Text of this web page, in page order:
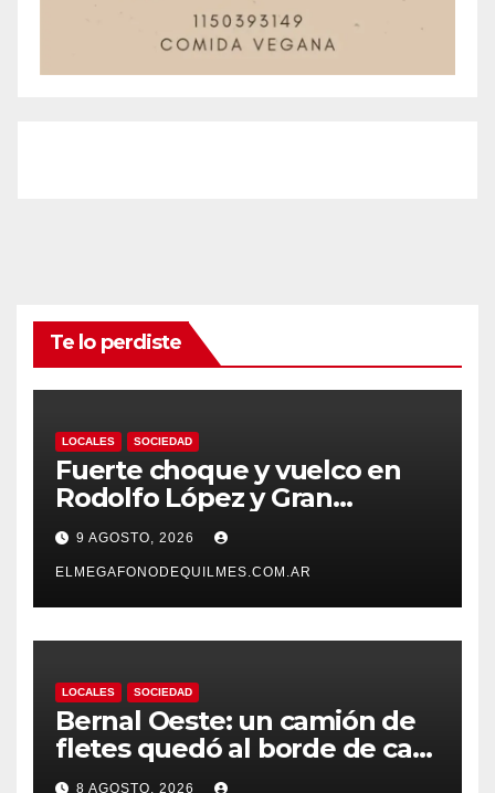
Te lo perdiste
LOCALES SOCIEDAD
Fuerte choque y vuelco en
Rodolfo López y Gran
Canaria, Quilmes Oeste
9 AGOSTO, 2026
ELMEGAFONODEQUILMES.COM.AR
LOCALES SOCIEDAD
Bernal Oeste: un camión de
fletes quedó al borde de caer
al arroyo Las Piedras
8 AGOSTO, 2026